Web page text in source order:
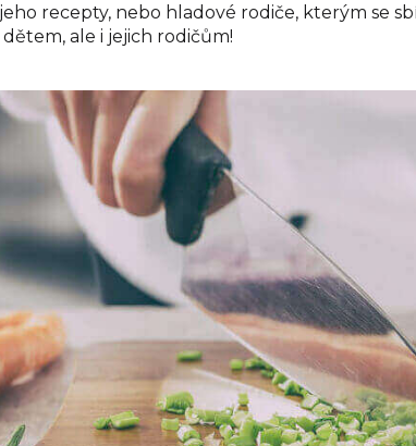
recepty, nebo hladové rodiče, kterým se
ale i jejich rodičům!